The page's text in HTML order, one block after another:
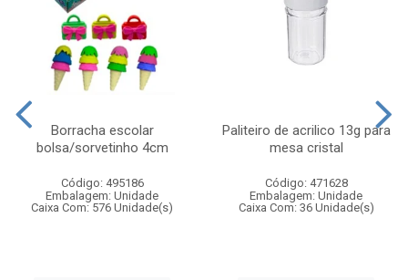
Borracha escolar
bolsa/sorvetinho 4cm
Código: 495186
Embalagem: Unidade
Caixa Com: 576 Unidade(s)
Paliteiro de acrilico 13g para
mesa cristal
Código: 471628
Embalagem: Unidade
Caixa Com: 36 Unidade(s)